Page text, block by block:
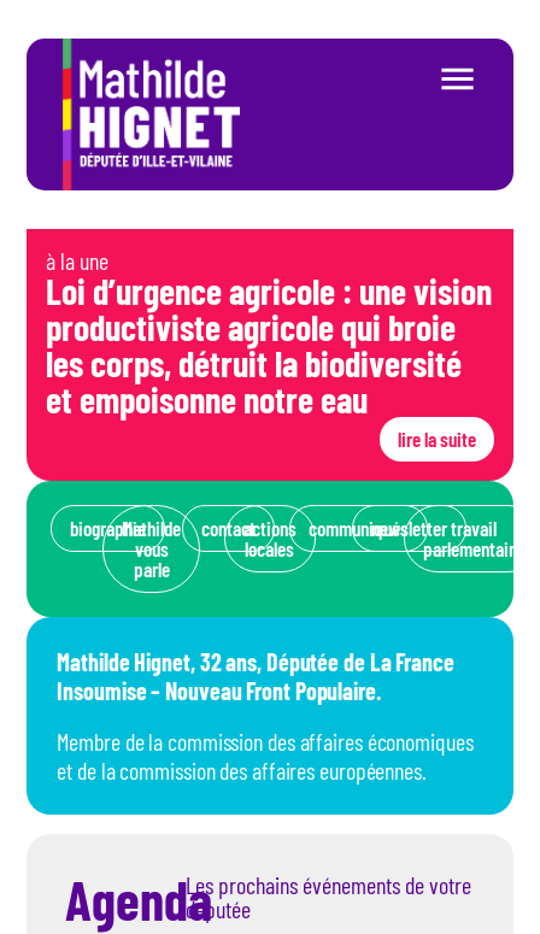
à la une
Loi d’urgence agricole : une vision
productiviste agricole qui broie
les corps, détruit la biodiversité
et empoisonne notre eau
lire la suite
biographieMathilde
vous
parle
contactactions
locales
communiquésnewslettertravail
parlementaire
Mathilde Hignet, 32 ans, Députée de La France
Insoumise – Nouveau Front Populaire.
Membre de la commission des affaires économiques
et de la commission des affaires européennes.
AgendaLes prochains événements de votre
députée